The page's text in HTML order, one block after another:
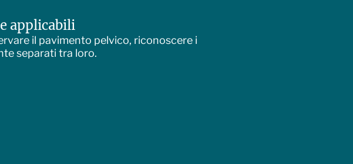
applicabili
il pavimento pelvico, riconoscere i
separati tra loro.